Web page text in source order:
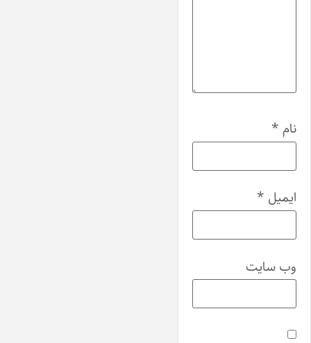
نام *
ایمیل *
وب‌ سایت